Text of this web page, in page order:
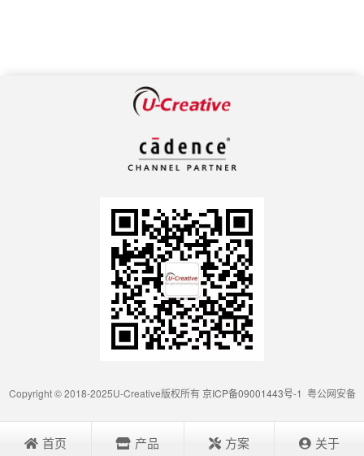
Copyright © 2018-2025U-Creative版权所有京ICP备09001443号-1 粤公网安备
首页 产品 方案 关于